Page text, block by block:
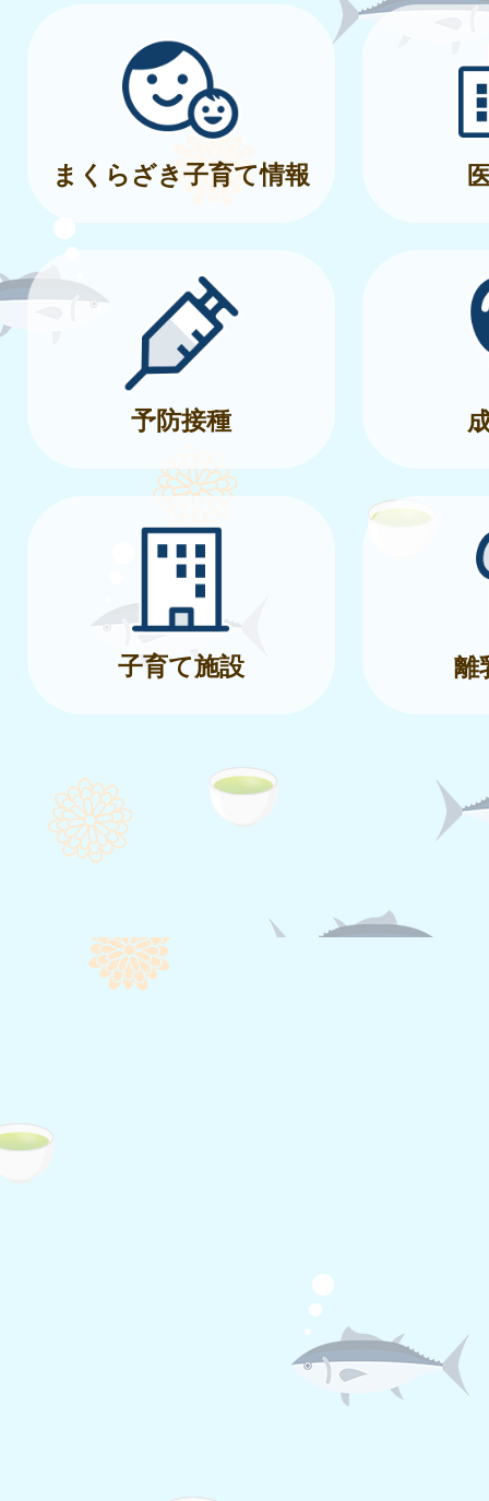
まくらざき子育て情報
予防接種
子育て施設 離